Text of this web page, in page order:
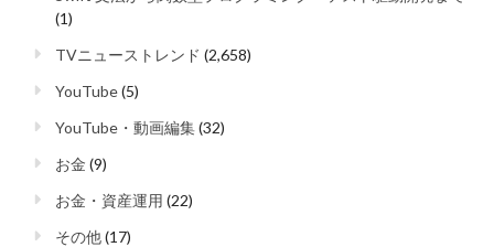
(1)
TVニューストレンド (2,658)
YouTube(5)
YouTube・動画編集(32)
お金 (9)
お金・資産運用 (22)
その他(17)